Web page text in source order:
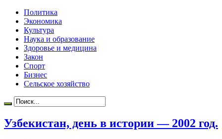
Политика
Экономика
Культура
Наука и образование
Здоровье и медицина
Закон
Спорт
Бизнес
Сельское хозяйство
Узбекистан, день в истории — 2002 год.